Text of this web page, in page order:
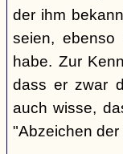
der ihm
seien, ebenso
habe. Zur
dass er zwar
auch wisse,
"Abzeichen der